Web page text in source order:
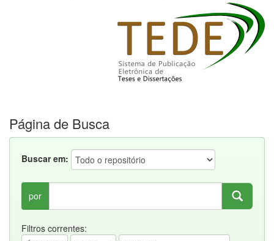
Página de Busca
Buscar em:
por
Filtros correntes: